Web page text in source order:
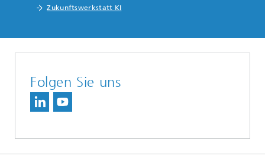
Zukunftswerkstatt KI
Folgen Sie uns